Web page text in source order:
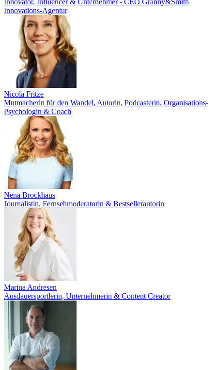
Innovator, Influencer & Unternehmer - CEO Granny&Smith
Innovations-Agentur
Nicola Fritze
Mutmacherin für den Wandel, Autorin, Podcasterin, Organisations-
Psychologin & Coach
Nena Brockhaus
Journalistin, Fernsehmoderatorin & Bestsellerautorin
Marina Andresen
Ausdauersportlerin, Unternehmerin & Content Creator